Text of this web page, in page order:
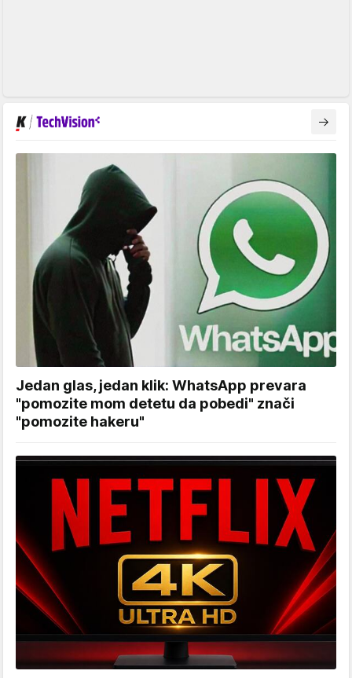
Jedan glas, jedan klik: WhatsApp prevara
"pomozite mom detetu da pobedi" znači
"pomozite hakeru"